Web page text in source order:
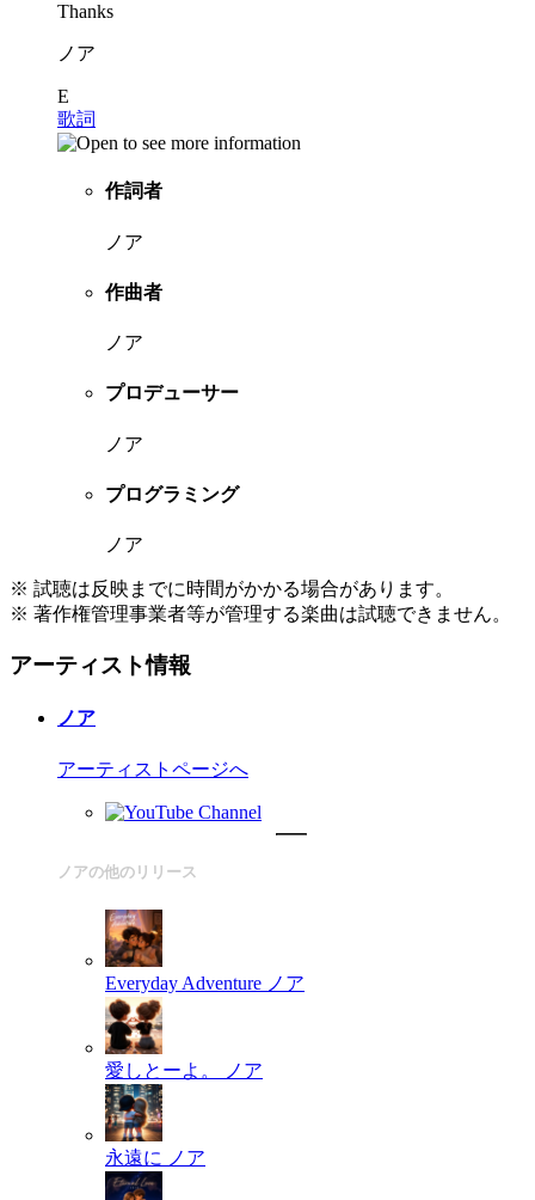
Thanks
ノア
E
歌詞
作詞者
ノア
作曲者
ノア
プロデューサー
ノア
プログラミング
ノア
※ 試聴は反映までに時間がかかる場合があります。
※ 著作権管理事業者等が管理する楽曲は試聴できません。
アーティスト情報
ノア
アーティストページへ
ノアの他のリリース
Everyday Adventure ノア
愛しとーよ。 ノア
永遠に ノア